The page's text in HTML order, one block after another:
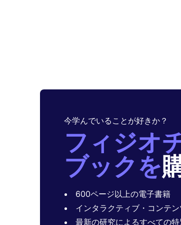
今学んでいることが好きか？
フィジオ
ブックを
600ページ以上の電子書籍
インタラクティブ・コンテ
最新の研究によるすべての